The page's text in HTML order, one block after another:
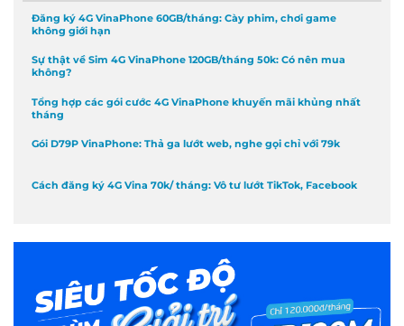
Đăng ký 4G VinaPhone 60GB/tháng: Cày phim, chơi game
không giới hạn
Sự thật về Sim 4G VinaPhone 120GB/tháng 50k: Có nên mua
không?
Tổng hợp các gói cước 4G VinaPhone khuyến mãi khủng nhất
tháng
Gói D79P VinaPhone: Thả ga lướt web, nghe gọi chỉ với 79k
Cách đăng ký 4G Vina 70k/ tháng: Vô tư lướt TikTok, Facebook